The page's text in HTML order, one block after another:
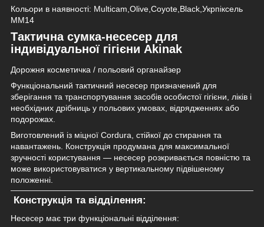
Кольори в наявності: Multicam,Olive,Coyote,Black,Укрпіксель
ММ14
Тактична сумка-несесер для
індивідуальної гігієни Akinak
Дорожня косметичка / польовий органайзер
Функціональний тактичний несесер призначений для
зберігання та транспортування засобів особистої гігієни, ліків і
необхідних дрібниць у польових умовах, відрядженнях або
подорожах.
Виготовлений із міцної Cordura, стійкої до стирання та
навантажень. Конструкція продумана для максимальної
зручності користування — несесер розкривається повністю та
може використовуватися у вертикальному підвішеному
положенні.
Конструкція та відділення:
Несесер має три функціональні відділення: